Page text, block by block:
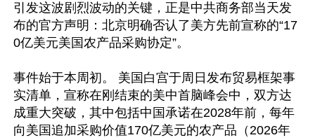
引发这波剧烈波动的关键，正是中共商务部当天发
布的官方声明：北京明确否认了美方先前宣称的“17
0亿美元美国农产品采购协定”。
事件始于本周初。 美国白宫于周日发布贸易框架事
实清单，宣称在刚结束的美中首脑峰会中，双方达
成重大突破，其中包括中国承诺在2028年前，每年
向美国追加采购价值170亿美元的农产品（2026年